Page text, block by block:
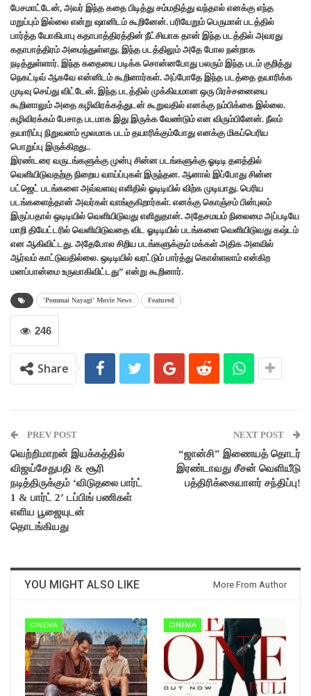
பேசமாட்டேன், அவர் இந்த கதை பிடித்து சம்மதித்து வந்தால் எனக்கு எந்த
மறுப்பும் இல்லை என்று ஷானிடம் கூறினேன். பரியேறும் பெருமாள் படத்தில்
பார்த்த யோகிபாபு கதாபாத்திரத்தின் நீட்சியாக தான் இந்த படத்தில் அவரது
கதாபாத்திரம் அமைந்துள்ளது. இந்த படத்திலும் அதே போல நன்றாக
நடித்துள்ளார். இந்த கதையை படிக்க சொன்னபோது பலரும் இந்த படம் குறித்து
நெகட்டிவ் ஆகவே என்னிடம் கூறினார்கள். அப்போதே இந்த படத்தை தயாரிக்க
முடிவு செய்து விட்டேன். இந்த படத்தில் முக்கியமான ஒரு பிரச்சனையை
கூறினாலும் அதை கழிவிரக்கத்துடன் கூறுவதில் எனக்கு நம்பிக்கை இல்லை.
கழிவிரக்கம் பேசாத படமாக இது இருக்க வேண்டும் என விரும்பினேன். நீலம்
தயாரிப்பு நிறுவனம் மூலமாக படம் தயாரிக்கும்போது எனக்கு மிகப்பெரிய
பொறுப்பு இருக்கிறது..
இரண்டரை வருடங்களுக்கு முன்பு சின்ன படங்களுக்கு ஓடிடி தளத்தில்
வெளியிடுவதற்கு நிறைய வாய்ப்புகள் இருந்தன. ஆனால் இப்போது சின்ன
பட்ஜெட் படங்களை அவ்வளவு எளிதில் ஓடிடியில் விற்க முடியாது. பெரிய
படங்களைத்தான் அவர்கள் வாங்குகிறார்கள். எனக்கு கொஞ்சம் பின்புலம்
இருப்பதால் ஒடிடியில் வெளியிடுவது எளிதுதான். அதேசமயம் நிலைமை அப்படியே
மாறி தியேட்டரில் வெளியிடுவதை விட ஓடிடியில் படங்களை வெளியிடுவது கஷ்டம்
என ஆகிவிட்டது. அதேபோல சிறிய படங்களுக்கும் மக்கள் அதிக அளவில்
ஆர்வம் காட்டுவதில்லை. ஒடிடியில் வரட்டும் பார்த்து கொள்ளலாம் என்கிற
மனப்பான்மை உருவாகிவிட்டது” என்று கூறினார்.
'Pommai Nayagi' Movie News Featured
246
Share
PREV POST
வெற்றிமாறன் இயக்கத்தில்
விஜய்சேதுபதி & சூரி
நடித்திருக்கும் ‘விடுதலை பார்ட்
1 & பார்ட் 2’ டப்பிங் பணிகள்
எளிய பூஜையுடன்
தொடங்கியது
NEXT POST
“ஜான்சி” இணையத் தொடர்
இரண்டாவது சீசன் வெளியீடு
பத்திரிக்கையாளர் சந்திப்பு!
YOU MIGHT ALSO LIKE More From Author
CINEMA CINEMA